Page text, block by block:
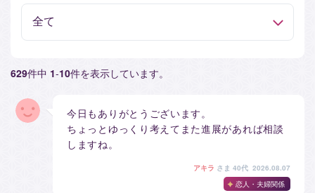
629件中 1-10件を表示しています。
今日もありがとうございます。
ちょっとゆっくり考えてまた進展があれば相談
しますね。
アキラ さま 40代 2026.08.07
恋人・夫婦関係